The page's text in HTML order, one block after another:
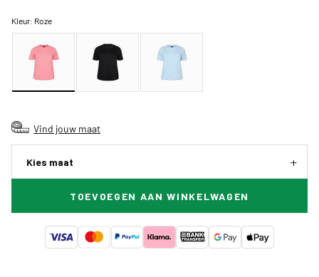
Kleur: Roze
Vind jouw maat
Kies maat
TOEVOEGEN AAN WINKELWAGEN